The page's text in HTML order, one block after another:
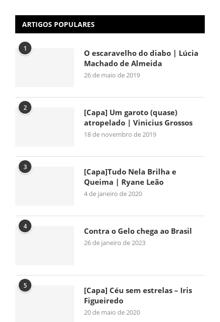
ARTIGOS POPULARES
1
O escaravelho do diabo | Lúcia
Machado de Almeida
26 de maio de 2019
2
[Capa] Um garoto (quase)
atropelado | Vinicius Grossos
18 de novembro de 2019
3
[Capa]Tudo Nela Brilha e
Queima | Ryane Leão
4 de janeiro de 2020
4 Contra o Gelo chega ao Brasil
26 de janeiro de 2023
5
[Capa] Céu sem estrelas – Iris
Figueiredo
20 de maio de 2020